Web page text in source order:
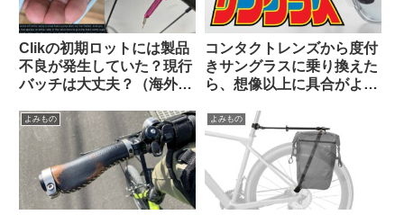
Clikの初期ロットには製品
不良が発生していた？現行
バッチは大丈夫？（海外掲
コンタクトレンズから度付
きサングラスに乗り換えた
ら、想像以上に具合がよか
よみもの よみもの